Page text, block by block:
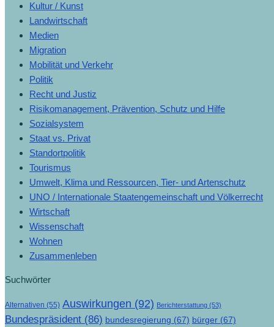
Kultur / Kunst
Landwirtschaft
Medien
Migration
Mobilität und Verkehr
Politik
Recht und Justiz
Risikomanagement, Prävention, Schutz und Hilfe
Sozialsystem
Staat vs. Privat
Standortpolitik
Tourismus
Umwelt, Klima und Ressourcen, Tier- und Artenschutz
UNO / Internationale Staatengemeinschaft und Völkerrecht
Wirtschaft
Wissenschaft
Wohnen
Zusammenleben
Suchwörter
Alternativen (55) Auswirkungen (92) Berichterstattung (53)
Bundespräsident (86) bundesregierung (67) bürger (67)